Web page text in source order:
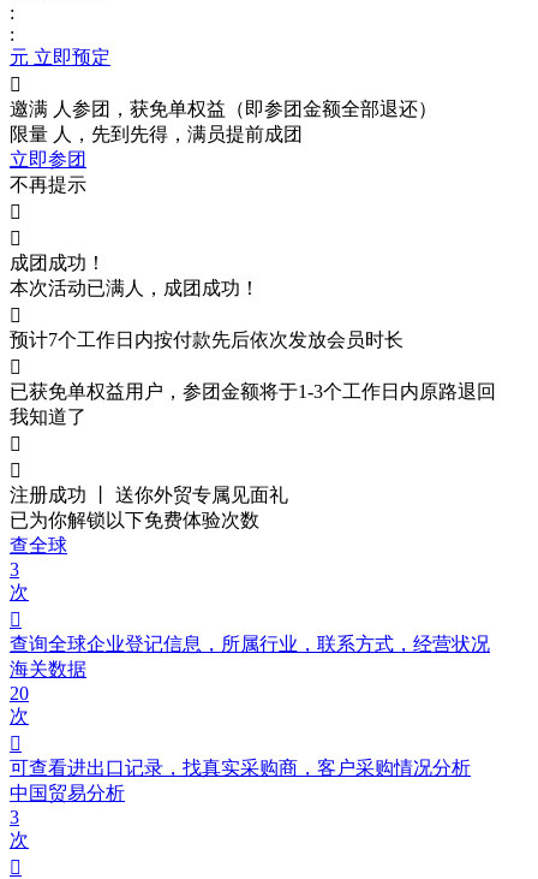
:
:
元 立即预定

邀满 人参团，获免单权益（即参团金额全部退还）
限量 人，先到先得，满员提前成团
立即参团
不再提示


成团成功！
本次活动已满人，成团成功！

预计7个工作日内按付款先后依次发放会员时长

已获免单权益用户，参团金额将于1-3个工作日内原路退回
我知道了


注册成功 丨 送你外贸专属见面礼
已为你解锁以下免费体验次数
查全球
3
次

查询全球企业登记信息，所属行业，联系方式，经营状况
海关数据
20
次

可查看进出口记录，找真实采购商，客户采购情况分析
中国贸易分析
3
次
